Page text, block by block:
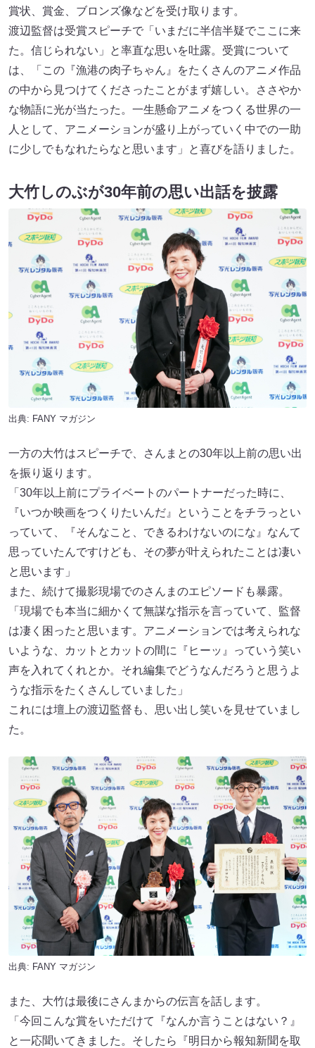
賞状、賞金、ブロンズ像などを受け取ります。
渡辺監督は受賞スピーチで「いまだに半信半疑でここに来
た。信じられない」と率直な思いを吐露。受賞について
は、「この『漁港の肉子ちゃん』をたくさんのアニメ作品
の中から見つけてくださったことがまず嬉しい。ささやか
な物語に光が当たった。一生懸命アニメをつくる世界の一
人として、アニメーションが盛り上がっていく中での一助
に少しでもなれたらなと思います」と喜びを語りました。
大竹しのぶが30年前の思い出話を披露
出典: FANY マガジン
一方の大竹はスピーチで、さんまとの30年以上前の思い出
を振り返ります。
「30年以上前にプライベートのパートナーだった時に、
『いつか映画をつくりたいんだ』ということをチラっとい
っていて、『そんなこと、できるわけないのにな』なんて
思っていたんですけども、その夢が叶えられたことは凄い
と思います」
また、続けて撮影現場でのさんまのエピソードも暴露。
「現場でも本当に細かくて無謀な指示を言っていて、監督
は凄く困ったと思います。アニメーションでは考えられな
いような、カットとカットの間に『ヒーッ』っていう笑い
声を入れてくれとか。それ編集でどうなんだろうと思うよ
うな指示をたくさんしていました」
これには壇上の渡辺監督も、思い出し笑いを見せていまし
た。
出典: FANY マガジン
また、大竹は最後にさんまからの伝言を話します。
「今回こんな賞をいただけて『なんか言うことはない？』
と一応聞いてきました。そしたら『明日から報知新聞を取